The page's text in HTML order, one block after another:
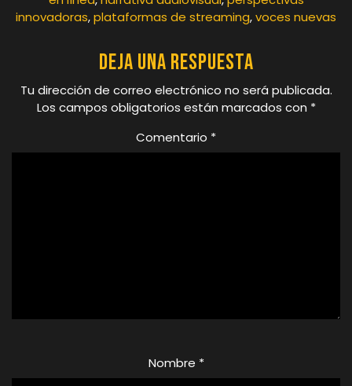
innovadoras,plataformas de streaming,voces nuevas
Deja una respuesta
Tu dirección de correo electrónico no será publicada.
Los campos obligatorios están marcados con *
Comentario *
Nombre *